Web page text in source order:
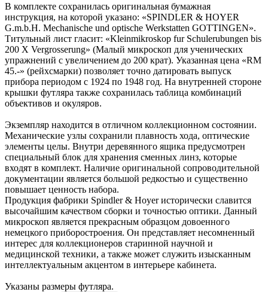
В комплекте сохранилась оригинальная бумажная
инструкция, на которой указано: «SPINDLER & HOYER
G.m.b.H. Mechanische und optische Werkstatten GOTTINGEN».
Титульный лист гласит: «Kleinmikroskop fur Schulerubungen bis
200 X Vergrosserung» (Малый микроскоп для ученических
упражнений с увеличением до 200 крат). Указанная цена «RM
45.-» (рейхсмарки) позволяет точно датировать выпуск
прибора периодом с 1924 по 1948 год. На внутренней стороне
крышки футляра также сохранилась таблица комбинаций
объективов и окуляров.
Экземпляр находится в отличном коллекционном состоянии.
Механические узлы сохранили плавность хода, оптические
элементы целы. Внутри деревянного ящика предусмотрен
специальный блок для хранения сменных линз, которые
входят в комплект. Наличие оригинальной сопроводительной
документации является большой редкостью и существенно
повышает ценность набора.
Продукция фабрики Spindler & Hoyer исторически славится
высочайшим качеством сборки и точностью оптики. Данный
микроскоп является прекрасным образцом довоенного
немецкого приборостроения. Он представляет несомненный
интерес для коллекционеров старинной научной и
медицинской техники, а также может служить изысканным
интеллектуальным акцентом в интерьере кабинета.
Указаны размеры футляра.